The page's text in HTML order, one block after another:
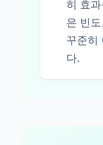
히 효
은 빈
꾸준히
다.